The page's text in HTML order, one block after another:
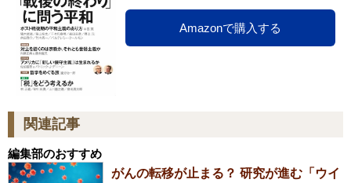
Amazonで購入する
関連記事
編集部のおすすめ
がんの転移が止まる？ 研究が進む「ウイ